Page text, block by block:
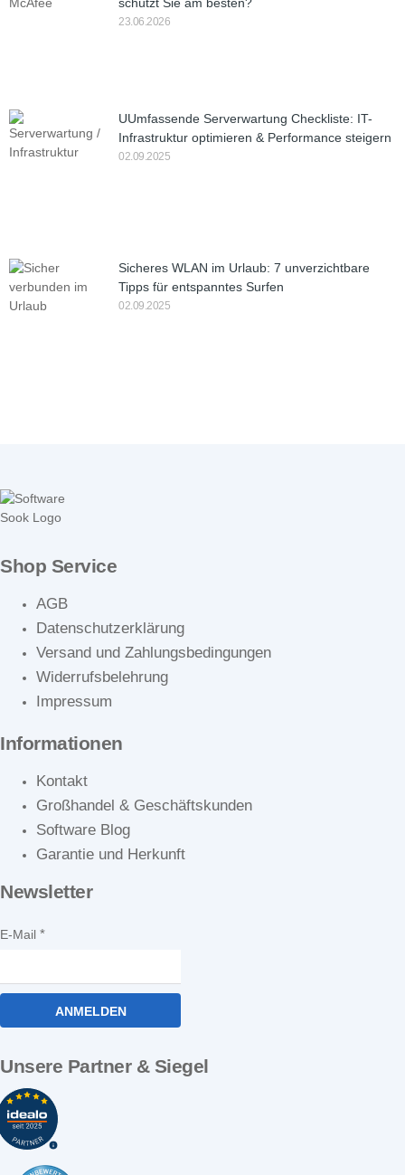
schützt Sie am besten?
23.06.2026
UUmfassende Serverwartung Checkliste: IT-
Infrastruktur optimieren & Performance steigern
02.09.2025
Sicheres WLAN im Urlaub: 7 unverzichtbare
Tipps für entspanntes Surfen
02.09.2025
Shop Service
AGB
Datenschutzerklärung
Versand und Zahlungsbedingungen
Widerrufsbelehrung
Impressum
Informationen
Kontakt
Großhandel & Geschäftskunden
Software Blog
Garantie und Herkunft
Newsletter
E-Mail
ANMELDEN
Unsere Partner & Siegel